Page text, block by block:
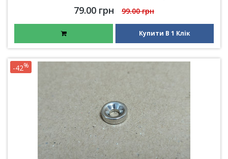
79.00 грн 99.00 грн
Купити В 1 Клік
-42%